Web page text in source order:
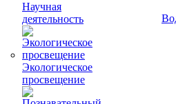
Научная
деятельность
Экологическое
просвещение